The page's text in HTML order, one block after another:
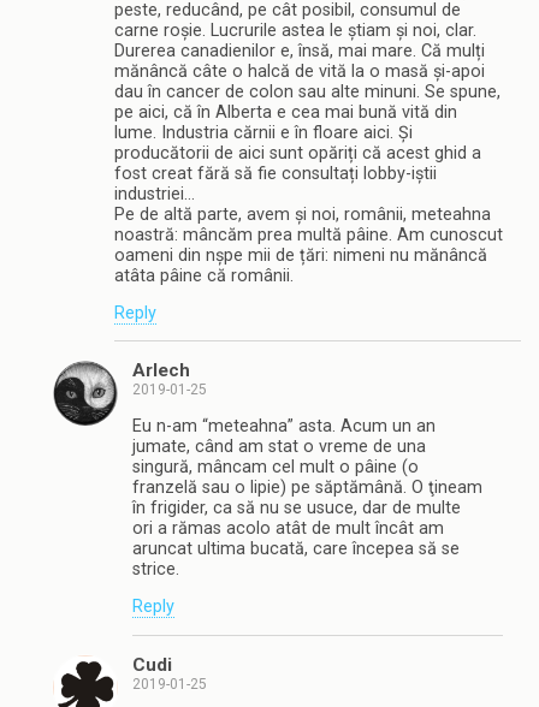
peste, reducând, pe cât posibil, consumul de
carne roșie. Lucrurile astea le știam și noi, clar.
Durerea canadienilor e, însă, mai mare. Că mulți
mănâncă câte o halcă de vită la o masă și-apoi
dau în cancer de colon sau alte minuni. Se spune,
pe aici, că în Alberta e cea mai bună vită din
lume. Industria cărnii e în floare aici. Și
producătorii de aici sunt opăriți că acest ghid a
fost creat fără să fie consultați lobby-iștii
industriei…
Pe de altă parte, avem și noi, românii, meteahna
noastră: mâncăm prea multă pâine. Am cunoscut
oameni din nșpe mii de țări: nimeni nu mănâncă
atâta pâine că românii.
Reply
Arlech
2019-01-25
Eu n-am “meteahna” asta. Acum un an
jumate, când am stat o vreme de una
singură, mâncam cel mult o pâine (o
franzelă sau o lipie) pe săptămână. O ţineam
în frigider, ca să nu se usuce, dar de multe
ori a rămas acolo atât de mult încât am
aruncat ultima bucată, care începea să se
strice.
Reply
Cudi
2019-01-25